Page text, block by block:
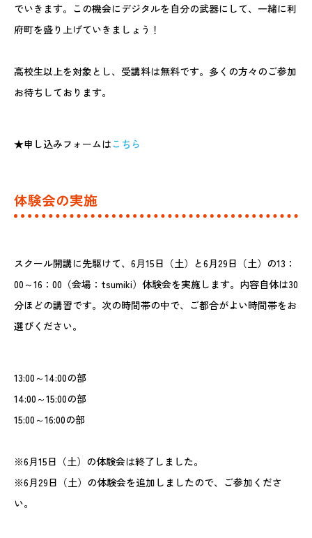
でいきます。この機会にデジタルを自分の武器にして、一緒に利
府町を盛り上げていきましょう！
高校生以上を対象とし、受講料は無料です。多くの方々のご参加
お待ちしております。
★申し込みフォームはこちら
体験会の実施
スクール開講に先駆けて、6月15日（土）と6月29日（土）の13：
00～16：00（会場：tsumiki）体験会を実施します。内容自体は30
分ほどの講習です。次の時間帯の中で、ご都合がよい時間帯をお
選びください。
13:00～14:00の部
14:00～15:00の部
15:00～16:00の部
※6月15日（土）の体験会は終了しました。
※6月29日（土）の体験会を追加しましたので、ご参加くださ
い。